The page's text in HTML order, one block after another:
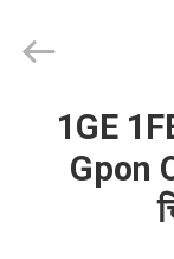
Co.,Ltd..
1GE
Gpon